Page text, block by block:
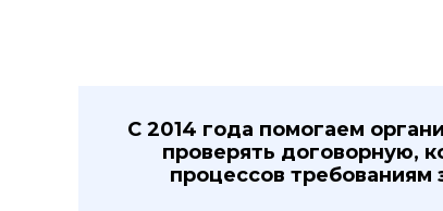
С 2014 года помогаем
проверять договорную,
процессов требованиям